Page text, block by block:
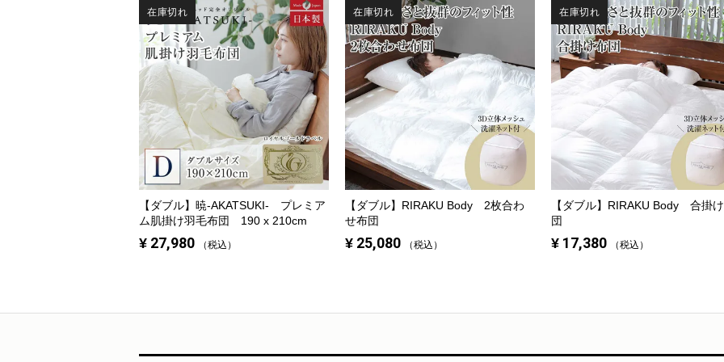
【ダブル】 暁-AKATSUKI- プレミア
ム肌掛け羽毛布団 190 x 210cm
¥ 27,980 税込
在庫切れ
【ダブル】
RIRAKU Body 2枚合わ
せ布団
¥ 25,080 税込
在庫切れ
【ダブル】
RIRAKU Body 合掛
団
¥ 17,380 税込
在庫切れ